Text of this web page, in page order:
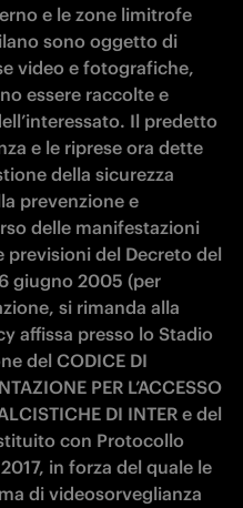
e le zone limitrofe
sono oggetto di
video e fotografiche,
essere raccolte e
Il predetto
e le riprese ora dette
della sicurezza
prevenzione e
delle manifestazioni
del Decreto del
giugno 2005 (per
si rimanda alla
affissa presso lo Stadio
del CODICE DI
PER L’ACCESSO
DI INTER e del
con Protocollo
in forza del quale le
di videosorveglianza